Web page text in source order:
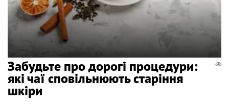
Забудьте про дорогі процедури:
які чаї сповільнюють старіння
шкіри